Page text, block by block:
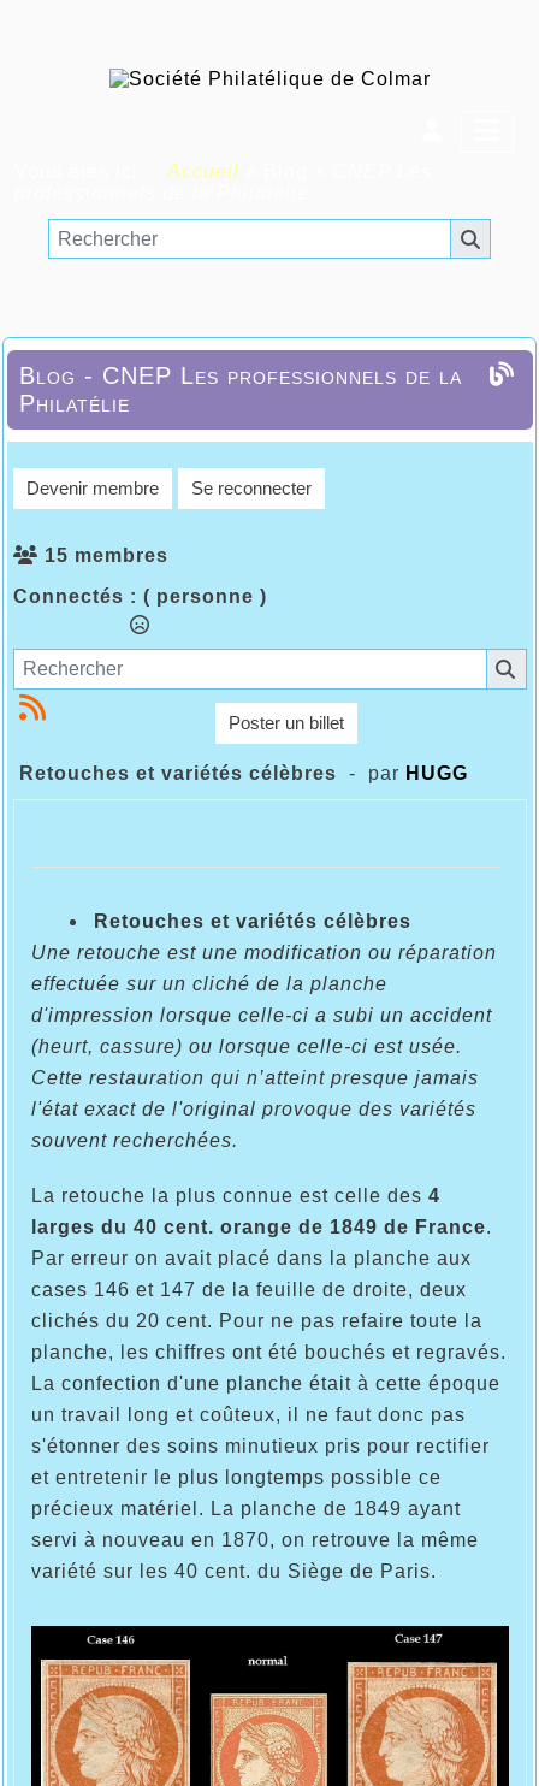
Accueil
Blog - CNEP Les professionnels de la
Philatélie
Devenir membre Se reconnecter
15 membres
Connectés : ( personne )
Poster un billet
Retouches et variétés célèbres - par HUGG
Retouches et variétés célèbres
Une retouche est une modification ou réparation
effectuée sur un cliché de la planche
d'impression lorsque celle-ci a subi un accident
(heurt, cassure) ou lorsque celle-ci est usée.
Cette restauration qui n’atteint presque jamais
l'état exact de l'original provoque des variétés
souvent recherchées.
La retouche la plus connue est celle des 4
larges du 40 cent. orange de 1849 de France.
Par erreur on avait placé dans la planche aux
cases 146 et 147 de la feuille de droite, deux
clichés du 20 cent. Pour ne pas refaire toute la
planche, les chiffres ont été bouchés et regravés.
La confection d'une planche était à cette époque
un travail long et coûteux, il ne faut donc pas
s'étonner des soins minutieux pris pour rectifier
et entretenir le plus longtemps possible ce
précieux matériel. La planche de 1849 ayant
servi à nouveau en 1870, on retrouve la même
variété sur les 40 cent. du Siège de Paris.